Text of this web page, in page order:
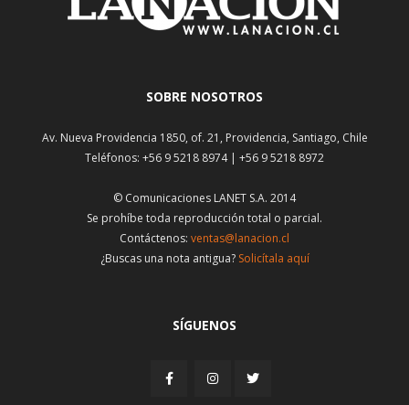
SOBRE NOSOTROS
Av. Nueva Providencia 1850, of. 21, Providencia, Santiago, Chile
Teléfonos: +56 9 5218 8974 | +56 9 5218 8972
© Comunicaciones LANET S.A. 2014
Se prohíbe toda reproducción total o parcial.
Contáctenos: ventas@lanacion.cl
¿Buscas una nota antigua? Solicítala aquí
SÍGUENOS